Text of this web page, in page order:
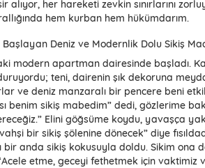
alıyor, her hareketi zevkin sınırlarını
hem kurban hem hükümdarım.
Deniz ve Modernlik Dolu Sikiş
modern apartman dairesinde başladı.
teni, dairenin şık dekoruna
ve deniz manzaralı bir pencere beni
benim sikiş mabedim” dedi, gözlerime
Elini göğsüme koydu, yavaşça
bir sikiş şölenine dönecek” diye
bir anda sikiş kokusuyla doldu. Sikim ona
etme, geceyi fethetmek için